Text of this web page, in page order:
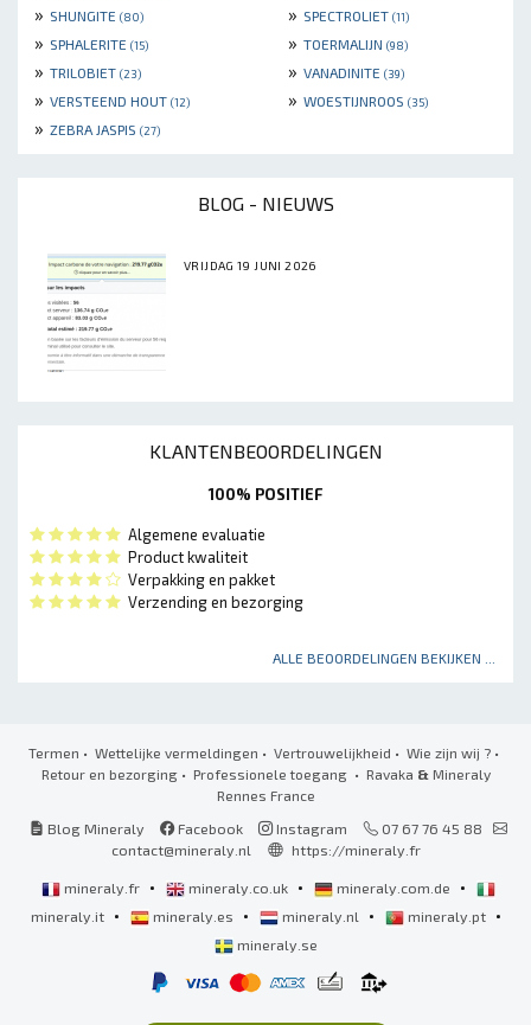
» SHUNGITE (80) » SPECTROLIET (11)
» SPHALERITE (15) » TOERMALIJN (98)
» TRILOBIET (23) » VANADINITE (39)
» VERSTEEND HOUT (12) » WOESTIJNROOS (35)
» ZEBRA JASPIS (27)
BLOG - NIEUWS
VRIJDAG 19 JUNI 2026
KLANTENBEOORDELINGEN
100% POSITIEF
Algemene evaluatie
Product kwaliteit
Verpakking en pakket
Verzending en bezorging
ALLE BEOORDELINGEN BEKIJKEN ...
Termen • Wettelijke vermeldingen • Vertrouwelijkheid • Wie zijn wij ? •
Retour en bezorging• Professionele toegang • Ravaka & Mineraly
Rennes France
Blog Mineraly
Facebook Instagram
07 67 76 45 88
contact@mineraly.nl
https://mineraly.fr
mineraly.fr • mineraly.co.uk • mineraly.com.de •
mineraly.it • mineraly.es • mineraly.nl • mineraly.pt •
mineraly.se